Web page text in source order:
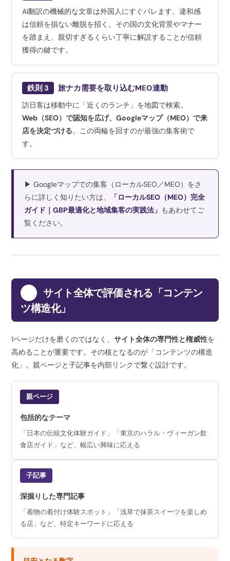
AI翻訳の機械的な文章は外国人にすぐバレます。違和感
は信頼を損ない離脱を招く。その国の文化背景やマナー
を踏まえ、親切すぎるくらい丁寧に解説することが信頼
獲得の鍵です。
鉄則 3 旅ナカ需要を取り込むMEO連動
訪日客は移動中に「近くのランチ」を地図で検索。
Web（SEO）で認知を広げ、Googleマップ（MEO）で来
店を決定づける。この両輪を回すのが最強の集客術で
す。
▶ Googleマップでの集客（ローカルSEO／MEO）をさ
らに詳しく知りたい方は、
「ローカルSEO（MEO）完全
ガイド｜GBP最適化と地域集客の実践法」 もあわせてご
覧ください。
サイト全体で評価される「コンテン
ツ構造化」
1ページだけを磨くのではなく、サイト全体の専門性と権威性を
高めることが重要です。その核となるのが「コンテンツの構造
化」。親ページと子記事を内部リンクで繋ぐ設計です。
親ページ
包括的なテーマ
「日本の伝統文化体験ガイド」「東京のハラル・ヴィーガン飲
食店ガイド」など、幅広い興味に応える
子記事
深掘りした専門記事
「着物の着付け体験スポット」「浅草で抹茶スイーツを楽しめ
る店」など、特定キーワードに応える